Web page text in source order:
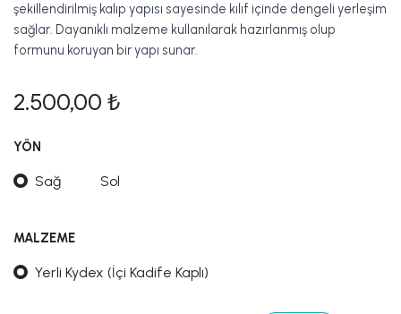
şekillendirilmiş kalıp yapısı sayesinde kılıf içinde dengeli yerleşim
sağlar. Dayanıklı malzeme kullanılarak hazırlanmış olup
formunu koruyan bir yapı sunar.
2.500,00 ₺
YÖN
Sağ Sol
MALZEME
Yerli Kydex (İçi Kadife Kaplı)